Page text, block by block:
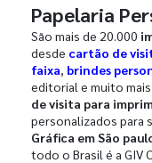
Papelaria
São mais de 20.000
desde cartão de
faixa, brindes
editorial e muito
de visita para
personalizados para
Gráfica em São
todo o Brasil é a GIV